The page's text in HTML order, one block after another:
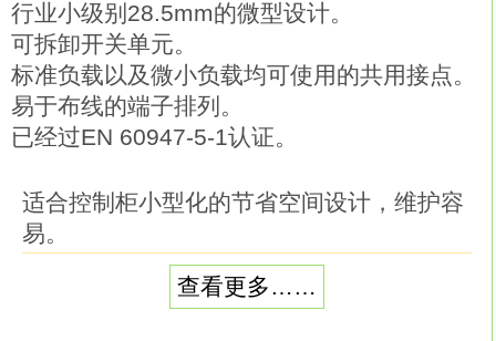
行业小级别28.5mm的微型设计。
可拆卸开关单元。
标准负载以及微小负载均可使用的共用接点。
易于布线的端子排列。
已经过EN 60947-5-1认证。
适合控制柜小型化的节省空间设计，维护容
易。
高49.4mm×宽38mm×纵深84mm的紧凑尺
查看更多……